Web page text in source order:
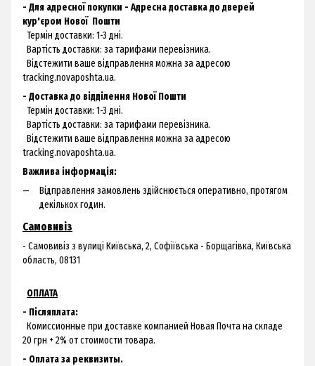
- Для адресної покупки - Адресна доставка до дверей
кур'єром Нової Пошти
Термін доставки: 1-3 дні.
Вартість доставки: за тарифами перевізника.
Відстежити ваше відправлення можна за адресою
tracking.novaposhta.ua.
- Доставка до відділення Нової Пошти
Термін доставки: 1-3 дні.
Вартість доставки: за тарифами перевізника.
Відстежити ваше відправлення можна за адресою
tracking.novaposhta.ua.
Важлива інформація:
Відправлення замовлень здійснюється оперативно, протягом
декількох годин.
Самовивіз
- Самовивіз з вулиці Київська, 2, Софіївська - Борщагівка, Київська
область, 08131
ОПЛАТА
- Післяплата:
Комиссионные при доставке компанией Новая Почта на складе
20 грн + 2% от стоимости товара.
- Оплата за реквизиты.